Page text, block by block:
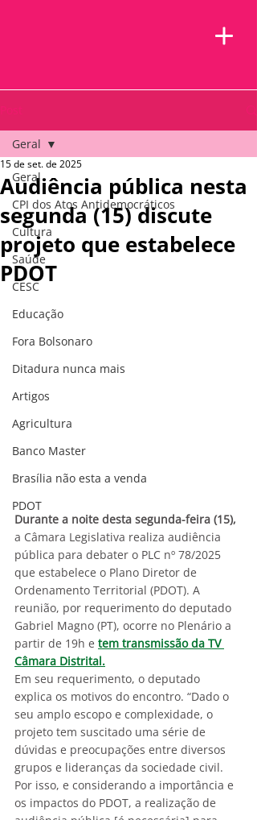
Geral
CPI dos Atos Antidemocráticos
Cultura
Saúde
CESC
Educação
Fora Bolsonaro
Ditadura nunca mais
Artigos
Agricultura
Banco Master
Brasília não esta a venda
PDOT
Geral
Audiência pública nesta
segunda (15) discute
projeto que estabelece
PDOT
15 de set. de 2025
Durante a noite desta segunda-feira (15),
a Câmara Legislativa realiza audiência
pública para debater o PLC nº 78/2025
que estabelece o Plano Diretor de
Ordenamento Territorial (PDOT). A
reunião, por requerimento do deputado
Gabriel Magno (PT), ocorre no Plenário a
partir de 19h e tem transmissão da TV
Câmara Distrital.
Em seu requerimento, o deputado
explica os motivos do encontro. “Dado o
seu amplo escopo e complexidade, o
projeto tem suscitado uma série de
dúvidas e preocupações entre diversos
grupos e lideranças da sociedade civil.
Por isso, e considerando a importância e
os impactos do PDOT, a realização de